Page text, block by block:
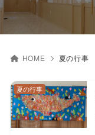
HOME 夏の行事
夏の行事